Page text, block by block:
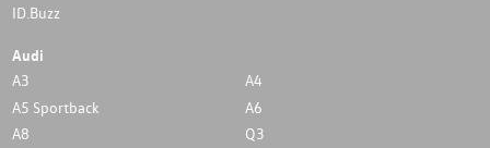
ID.Buzz
Audi
A3
A4
A5 Sportback
A6
A8
Q3